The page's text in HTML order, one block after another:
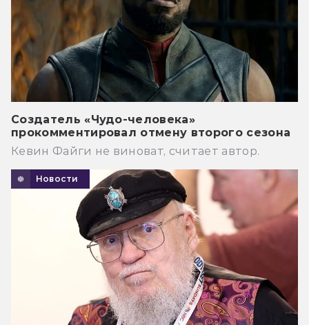
Создатель «Чудо-человека»
прокомментировал отмену второго сезона
Кевин Файги не виноват, считает автор.
Новости